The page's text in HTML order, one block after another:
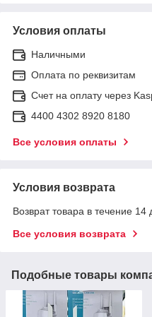
Условия оплаты
Наличными
Оплата по реквизитам
Счет на оплату через
4400 4302 8920 8180
Все условия оплаты
Условия возврата
Возврат товара в течение 14
Все условия возврата
Подобные товары